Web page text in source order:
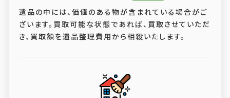
遺品の中には、価値のある物が含まれている場合がご
ざいます。買取可能な状態であれば、買取させていただ
き、買取額を遺品整理費用から相殺いたします。